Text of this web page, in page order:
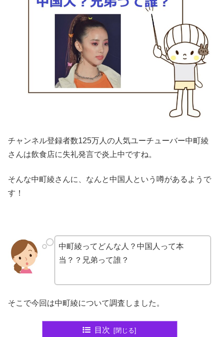
チャンネル登録者数125万人の人気ユーチューバー中町綾
さんは飲食店に失礼発言で炎上中ですね。
そんな中町綾さんに、なんと中国人という噂があるようで
す！
中町綾ってどんな人？中国人って本
当？？兄弟って誰？
そこで今回は中町綾について調査しました。
目次